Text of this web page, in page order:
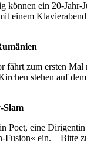
können ein 20-Jahr-
einem
fährt zum ersten Mal
stehen auf
Slam
Poet, eine
Fusion« ein. – Bitte